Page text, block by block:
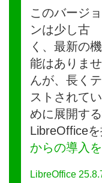
このバージョ
ンは少し古
く、最新の機
能はありませ
んが、長くテ
ストされて
めに展開す
LibreOffice
からの導入
LibreOffice